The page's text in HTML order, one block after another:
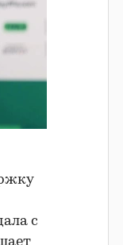
с